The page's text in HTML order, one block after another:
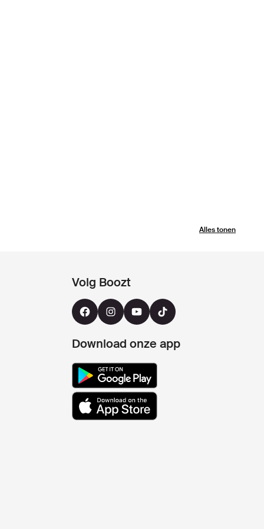
Alles tonen
Volg Boozt
Download onze app